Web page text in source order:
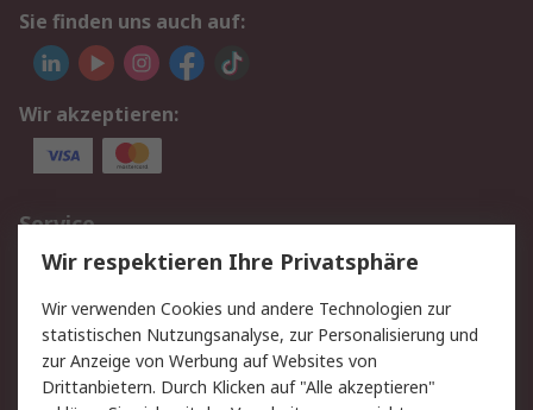
Sie finden uns auch auf:
Wir akzeptieren:
Service
Value Added Services
Lieferlösungen
Rücksendungen
Kontakt
Hilfe
Rechtliches
Wir respektieren Ihre Privatsphäre
Wir verwenden Cookies und andere Technologien zur
statistischen Nutzungsanalyse, zur Personalisierung und
zur Anzeige von Werbung auf Websites von
Drittanbietern. Durch Klicken auf "Alle akzeptieren"